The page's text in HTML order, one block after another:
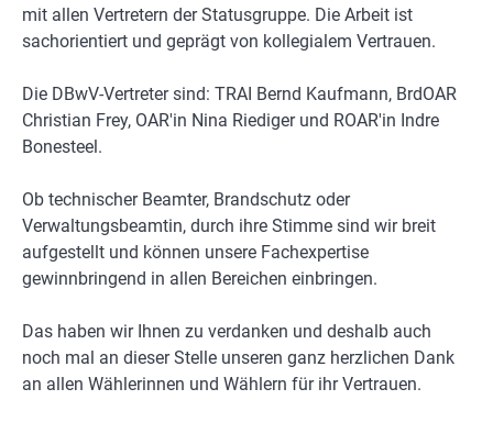
mit allen Vertretern der Statusgruppe. Die Arbeit ist
sachorientiert und geprägt von kollegialem Vertrauen.
Die DBwV-Vertreter sind: TRAI Bernd Kaufmann, BrdOAR
Christian Frey, OAR'in Nina Riediger und ROAR'in Indre
Bonesteel.
Ob technischer Beamter, Brandschutz oder
Verwaltungsbeamtin, durch ihre Stimme sind wir breit
aufgestellt und können unsere Fachexpertise
gewinnbringend in allen Bereichen einbringen.
Das haben wir Ihnen zu verdanken und deshalb auch
noch mal an dieser Stelle unseren ganz herzlichen Dank
an allen Wählerinnen und Wählern für ihr Vertrauen.